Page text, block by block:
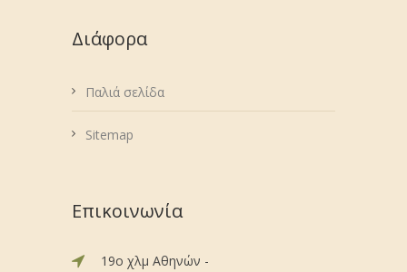
Διάφορα
Παλιά σελίδα
Sitemap
Επικοινωνία
19ο χλμ Αθηνών -